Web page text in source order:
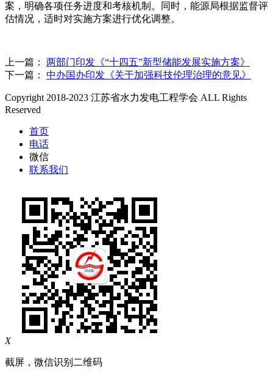
案，明确各项任务进度和考核机制。同时，能源局根据监督评
估情况，适时对实施方案进行优化调整。
上一篇： 两部门印发《“十四五”新型储能发展实施方案》
下一篇： 中办国办印发《关于加强科技伦理治理的意见》
Copyright 2018-2023 江苏省水力发电工程学会 ALL Rights
Reserved
首页
电话
微信
联系我们
X
截屏，微信识别二维码